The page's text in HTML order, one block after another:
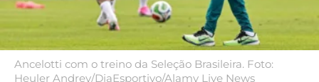
MELHORES
APPS
APOSTAS
FLAMENGO
PREMIER
LEAGUE
COPA
Ancelotti com o treino da Seleção Brasileira. Foto:
Heuler Andrey/DiaEsportivo/Alamy Live News